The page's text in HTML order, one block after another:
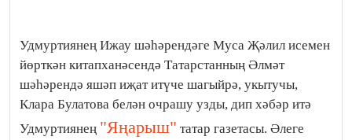
Удмуртиянең Ижау шәһәрендәге Муса Җәлил исемен
йөрткән китапханәсендә Татарстанның Әлмәт
шәһәрендә яшәп иҗат итүче шагыйрә, укытучы,
Клара Булатова белән очрашу узды, дип хәбәр итә
Удмуртиянең "Яңарыш" татар газетасы. Әлеге